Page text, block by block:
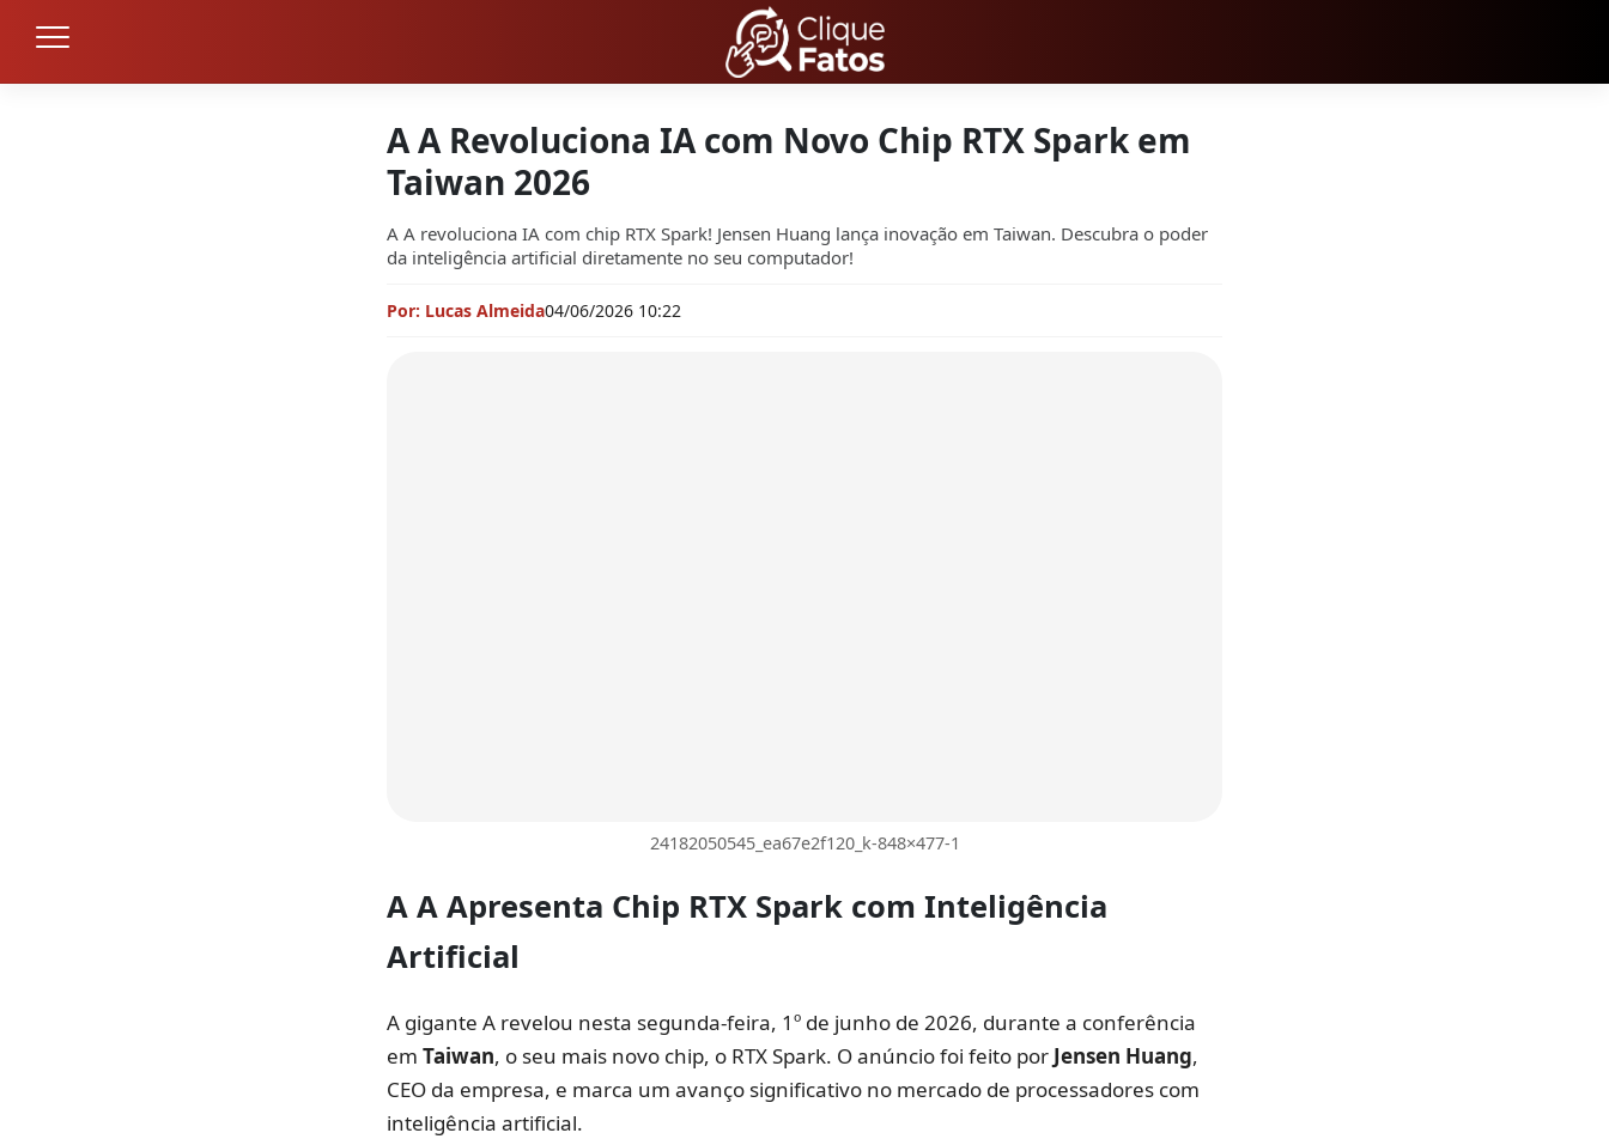
A A Revoluciona IA com Novo Chip RTX Spark em
Taiwan 2026
A A revoluciona IA com chip RTX Spark! Jensen Huang lança inovação em Taiwan. Descubra o poder
da inteligência artificial diretamente no seu computador!
Por: Lucas Almeida04/06/2026 10:22
24182050545_ea67e2f120_k-848×477-1
A A Apresenta Chip RTX Spark com Inteligência
Artificial
A gigante A revelou nesta segunda-feira, 1º de junho de 2026, durante a conferência
em Taiwan, o seu mais novo chip, o RTX Spark. O anúncio foi feito por Jensen Huang,
CEO da empresa, e marca um avanço significativo no mercado de processadores com
inteligência artificial.